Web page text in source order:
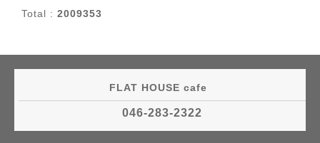
Total : 2009353
FLAT HOUSE cafe
046-283-2322